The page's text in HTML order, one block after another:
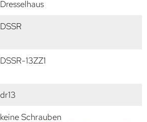
Dresselhaus
DSSR
DSSR-13ZZ1
dr13
keine Schrauben